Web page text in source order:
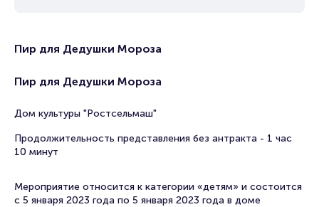
Пир для Дедушки Мороза
Пир для Дедушки Мороза
Дом культуры "Ростсельмаш"
Продолжительность представления без антракта - 1 час
10 минут
Мероприятие относится к категории «детям» и состоится
с 5 января 2023 года по 5 января 2023 года в доме